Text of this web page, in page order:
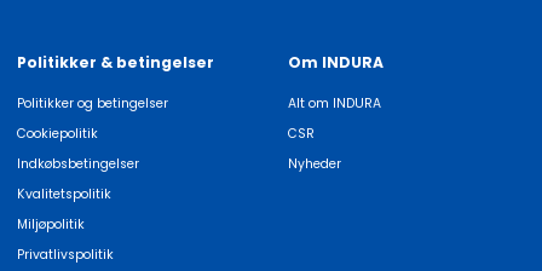
Politikker & betingelser
Politikker og betingelser
Cookiepolitik
Indkøbsbetingelser
Kvalitetspolitik
Miljøpolitik
Privatlivspolitik
Om INDURA
Alt om INDURA
CSR
Nyheder